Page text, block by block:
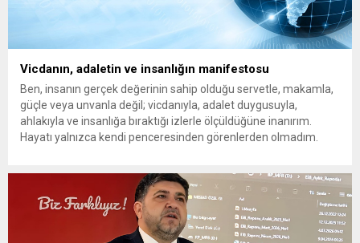
Vicdanın, adaletin ve insanlığın manifestosu
Ben, insanın gerçek değerinin sahip olduğu servetle, makamla,
güçle veya unvanla değil; vicdanıyla, adalet duygusuyla,
ahlakıyla ve insanlığa bıraktığı izlerle ölçüldüğüne inanırım.
Hayatı yalnızca kendi penceresinden görenlerden olmadım.
gözyaşı da, bir annenin umudu...